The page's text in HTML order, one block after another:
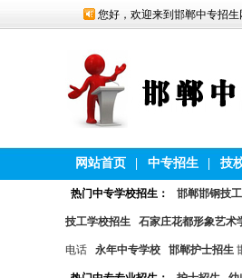
您好，欢迎来到邯郸中专招生
网站首页 中专招生 技
热门中专学校招生： 邯郸邯钢技
技工学校招生 石家庄花都形象艺术
电话 永年中专学校 邯郸护士招生